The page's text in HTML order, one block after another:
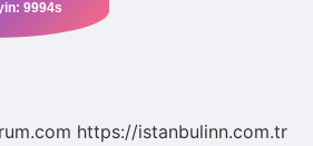
https://istanbulinn.com.tr